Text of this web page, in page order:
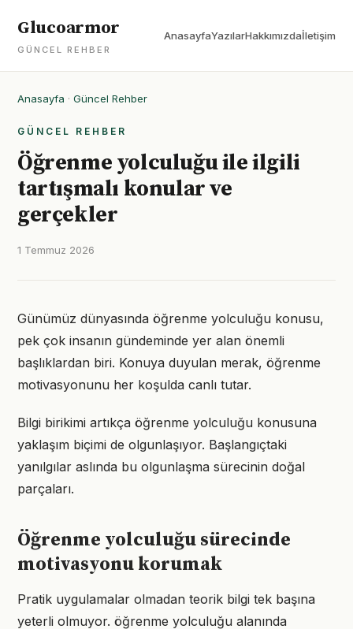
Glucoarmor
GÜNCEL REHBER
AnasayfaYazılarHakkımızdaİletişim
Anasayfa · Güncel Rehber
GÜNCEL REHBER
Öğrenme yolculuğu ile ilgili
tartışmalı konular ve
gerçekler
1 Temmuz 2026
Günümüz dünyasında öğrenme yolculuğu konusu,
pek çok insanın gündeminde yer alan önemli
başlıklardan biri. Konuya duyulan merak, öğrenme
motivasyonunu her koşulda canlı tutar.
Bilgi birikimi artıkça öğrenme yolculuğu konusuna
yaklaşım biçimi de olgunlaşıyor. Başlangıçtaki
yanılgılar aslında bu olgunlaşma sürecinin doğal
parçaları.
Öğrenme yolculuğu sürecinde
motivasyonu korumak
Pratik uygulamalar olmadan teorik bilgi tek başına
yeterli olmuyor. öğrenme yolculuğu alanında